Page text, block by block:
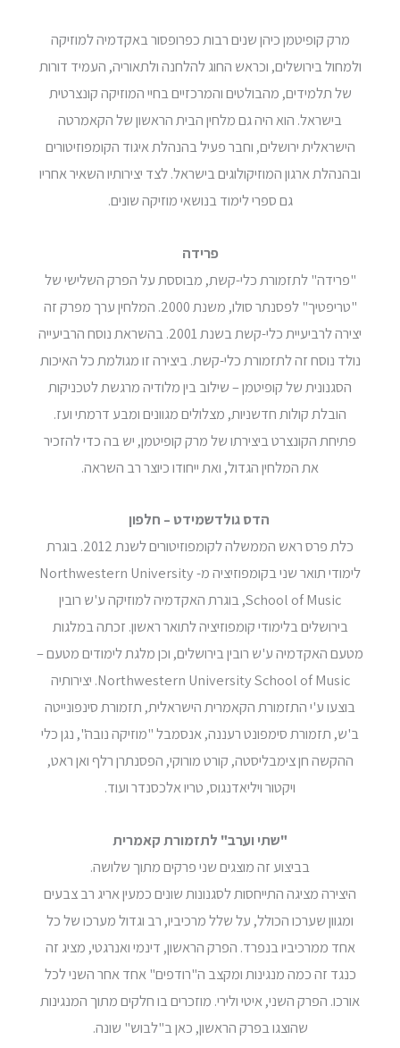
מרק קופיטמן כיהן שנים רבות כפרופסור באקדמיה למוזיקה
ולמחול בירושלים, וכראש החוג להלחנה ולתאוריה, העמיד דורות
של תלמידים, מהבולטים והמרכזיים בחיי המוזיקה קונצרטית
בישראל. הוא היה גם מלחין הבית הראשון של הקאמרטה
הישראלית ירושלים, וחבר פעיל בהנהלת איגוד הקומפוזיטורים
ובהנהלת ארגון המוזיקולוגים בישראל. לצד יצירותיו השאיר אחריו
גם ספרי לימוד בנושאי מוזיקה שונים.
פרידה
"פרידה" לתזמורת כלי-קשת, מבוססת על הפרק השלישי של
"טריפטיך" לפסנתר סולו, משנת 2000. המלחין ערך מפרק זה
יצירה לרביעיית כלי-קשת בשנת 2001. בהשראת נוסח הרביעייה
נולד נוסח זה לתזמורת כלי-קשת. ביצירה זו מגולמת כל האיכות
הסגנונית של קופיטמן – שילוב בין מלודיה מרגשת לטכניקות
הובלת קולות חדשניות, מצלולים מגוונים ומבע דרמתי ועז.
פתיחת הקונצרט ביצירתו של מרק קופיטמן, יש בה כדי להזכיר
את המלחין הגדול, ואת ייחודו כיוצר רב השראה.
הדס גולדשמידט – חלפון
כלת פרס ראש הממשלה לקומפוזיטורים לשנת 2012. בוגרת
לימודי תואר שני בקומפוזיציה מ- Northwestern University
School of Music, בוגרת האקדמיה למוזיקה ע'ש רובין
בירושלים בלימודי קומפוזיציה לתואר ראשון. זכתה במלגות
מטעם האקדמיה ע'ש רובין בירושלים, וכן מלגת לימודים מטעם –
Northwestern University School of Music. יצירותיה
בוצעו ע'י התזמורת הקאמרית הישראלית, תזמורת סינפונייטה
ב'ש, תזמורת סימפונט רעננה, אנסמבל "מוזיקה נובה", נגן כלי
ההקשה חן צימבליסטה, קורט מורוקי, הפסנתרן רלף ואן ראט,
ויקטור ויליאדנגוס, טריו אלכסנדר ועוד.
"שתי וערב" לתזמורת קאמרית
בביצוע זה מוצגים שני פרקים מתוך שלושה.
היצירה מציגה התייחסות לסגנונות שונים כמעין אריג רב צבעים
ומגוון שערכו הכולל, על שלל מרכיביו, רב וגדול מערכו של כל
אחד ממרכיביו בנפרד. הפרק הראשון, דינמי ואנרגטי, מציג זה
כנגד זה כמה מנגינות ומקצב ה"רודפים" אחד אחר השני לכל
אורכו. הפרק השני, איטי ולירי. מוזכרים בו חלקים מתוך המנגינות
שהוצגו בפרק הראשון, כאן ב"לבוש" שונה.